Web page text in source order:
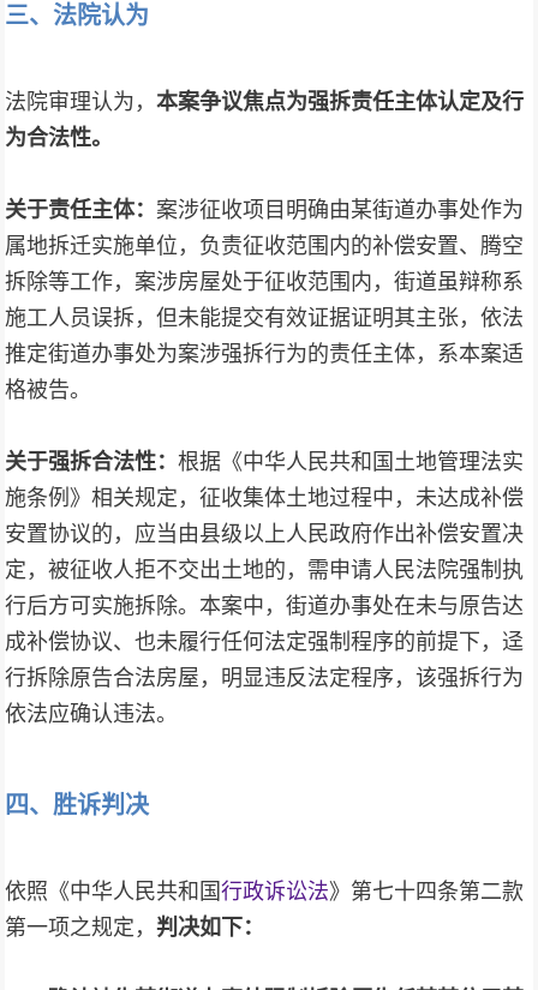
三、 法院认为
法院审理认为，本案争议焦点为强拆责任主体认定及行
为合法性。
关于责任主体： 案涉征收项目明确由某街道办事处作为
属地拆迁实施单位，负责征收范围内的补偿安置、腾空
拆除等工作，案涉房屋处于征收范围内，街道虽辩称系
施工人员误拆，但未能提交有效证据证明其主张，依法
推定街道办事处为案涉强拆行为的责任主体，系本案适
格被告。
关于强拆合法性：根据《中华人民共和国土地管理法实
施条例》相关规定，征收集体土地过程中，未达成补偿
安置协议的，应当由县级以上人民政府作出补偿安置决
定，被征收人拒不交出土地的，需申请人民法院强制执
行后方可实施拆除。本案中，街道办事处在未与原告达
成补偿协议、也未履行任何法定强制程序的前提下，迳
行拆除原告合法房屋，明显违反法定程序，该强拆行为
依法应确认违法。
四、 胜诉判决
依照《中华人民共和国行政诉讼法》第七十四条第二款
第一项之规定，判决如下：